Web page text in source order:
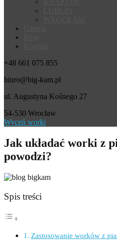
+48 661 075 855
biuro@big-kam.pl
ul. Augustyna Kośnego 27
54-530 Wrocław
Wyceń worki
Jak układać worki z
powodzi?
Spis treści
Zastosowanie worków z